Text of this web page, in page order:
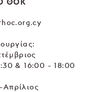
ΘΟΚ
& 16:00 - 18:00